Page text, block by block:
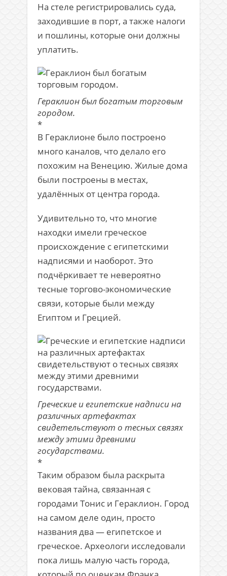
На стеле регистрировались суда,
заходившие в порт, а также налоги
и пошлины, которые они должны
уплатить.
Гераклион был богатым торговым
городом.
*
В Гераклионе было построено
много каналов, что делало его
похожим на Венецию. Жилые дома
были построены в местах,
удалённых от центра города.
Удивительно то, что многие
находки имели греческое
происхождение с египетскими
надписями и наоборот. Это
подчёркивает те невероятно
тесные торгово-экономические
связи, которые были между
Египтом и Грецией.
Греческие и египетские надписи на
различных артефактах
свидетельствуют о тесных связях
между этими древними
государствами.
*
Таким образом была раскрыта
вековая тайна, связанная с
городами Тонис и Гераклион. Город
на самом деле один, просто
названия два — египетское и
греческое. Археологи исследовали
пока лишь малую часть города,